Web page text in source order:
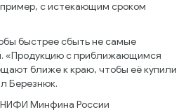
с истекающим сроком
быстрее сбыть не самые
«Продукцию с приближающимся
ближе к краю, чтобы её купили
Березнюк.
НИФИ Минфина России